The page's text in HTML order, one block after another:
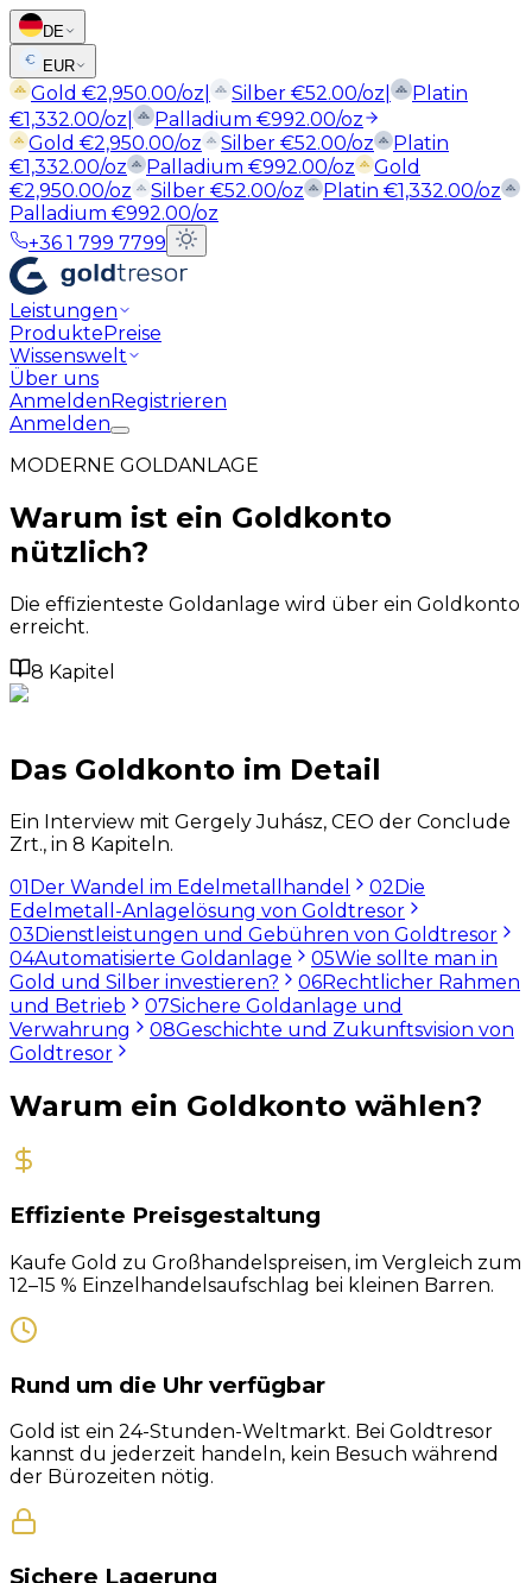
DE
EUR
Gold €2,950.00/oz Silber €52.00/oz
Platin
€1,332.00/oz Palladium €992.00/oz
Gold €2,950.00/oz Silber €52.00/oz
Platin
€1,332.00/oz Palladium €992.00/oz
Gold
€2,950.00/oz Silber €52.00/oz Platin €1,332.00/oz
Palladium €992.00/oz
+36 1 799 7799
Leistungen
ProduktePreise
Wissenswelt
Über uns
AnmeldenRegistrieren
Anmelden
MODERNE GOLDANLAGE
Warum ist ein Goldkonto
nützlich?
Die effizienteste Goldanlage wird über ein Goldkonto
erreicht.
8 Kapitel
Das Goldkonto im Detail
Ein Interview mit Gergely Juhász, CEO der Conclude
Zrt., in 8 Kapiteln.
01Der Wandel im Edelmetallhandel 02Die
Edelmetall-Anlagelösung von Goldtresor
03Dienstleistungen und Gebühren von Goldtresor
04Automatisierte Goldanlage 05Wie sollte man in
Gold und Silber investieren?
06Rechtlicher Rahmen
und Betrieb
07Sichere Goldanlage und
Verwahrung
08Geschichte und Zukunftsvision von
Goldtresor
Warum ein Goldkonto wählen?
Effiziente Preisgestaltung
Kaufe Gold zu Großhandelspreisen, im Vergleich zum
12–15 % Einzelhandelsaufschlag bei kleinen Barren.
Rund um die Uhr verfügbar
Gold ist ein 24-Stunden-Weltmarkt. Bei Goldtresor
kannst du jederzeit handeln, kein Besuch während
der Bürozeiten nötig.
Sichere Lagerung